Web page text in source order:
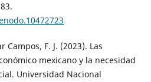
Campos, F. J. (2023). Las
mexicano y la necesidad
Universidad Nacional